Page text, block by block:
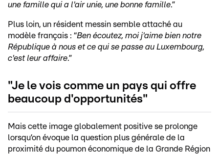
une famille qui a l'air unie, une bonne famille.”
Plus loin, un résident messin semble attaché au
modèle français : “Ben écoutez, moi j'aime bien notre
République à nous et ce qui se passe au Luxembourg,
c'est leur affaire.”
"Je le vois comme un pays qui offre
beaucoup d'opportunités"
Mais cette image globalement positive se prolonge
lorsqu’on évoque la question plus générale de la
proximité du poumon économique de la Grande Région